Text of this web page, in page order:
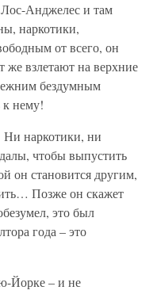
Анджелес и там
наркотики,
от всего, он
же взлетают на верхние
бездумным
к нему!
наркотики, ни
чтобы выпустить
он становится другим,
Позже он скажет
это был
года – это
Йорке – и не